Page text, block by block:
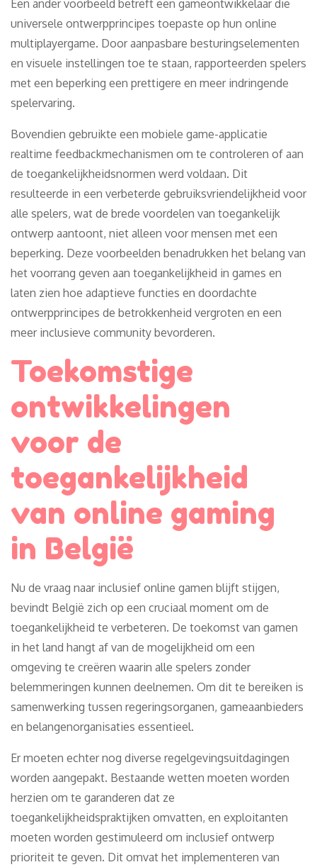
Een ander voorbeeld betreft een gameontwikkelaar die
universele ontwerpprincipes toepaste op hun online
multiplayergame. Door aanpasbare besturingselementen
en visuele instellingen toe te staan, rapporteerden spelers
met een beperking een prettigere en meer indringende
spelervaring.
Bovendien gebruikte een mobiele game-applicatie
realtime feedbackmechanismen om te controleren of aan
de toegankelijkheidsnormen werd voldaan. Dit
resulteerde in een verbeterde gebruiksvriendelijkheid voor
alle spelers, wat de brede voordelen van toegankelijk
ontwerp aantoont, niet alleen voor mensen met een
beperking. Deze voorbeelden benadrukken het belang van
het voorrang geven aan toegankelijkheid in games en
laten zien hoe adaptieve functies en doordachte
ontwerpprincipes de betrokkenheid vergroten en een
meer inclusieve community bevorderen.
Toekomstige
ontwikkelingen
voor de
toegankelijkheid
van online gaming
in België
Nu de vraag naar inclusief online gamen blijft stijgen,
bevindt België zich op een cruciaal moment om de
toegankelijkheid te verbeteren. De toekomst van gamen
in het land hangt af van de mogelijkheid om een
omgeving te creëren waarin alle spelers zonder
belemmeringen kunnen deelnemen. Om dit te bereiken is
samenwerking tussen regeringsorganen, gameaanbieders
en belangenorganisaties essentieel.
Er moeten echter nog diverse regelgevingsuitdagingen
worden aangepakt. Bestaande wetten moeten worden
herzien om te garanderen dat ze
toegankelijkheidspraktijken omvatten, en exploitanten
moeten worden gestimuleerd om inclusief ontwerp
prioriteit te geven. Dit omvat het implementeren van